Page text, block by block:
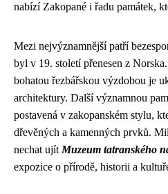
nabízí Zakopané i řadu památek,
Mezi nejvýznamnější patří
byl v 19. století přenesen z
bohatou řezbářskou výzdobou je
architektury. Další významnou
postavená v zakopanském stylu,
dřevěných a kamenných prvků.
nechat ujít Muzeum tatranského
expozice o přírodě, historii a